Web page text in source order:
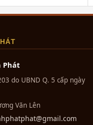
thủy thuyền
gia phong thủy, thuyền
Ở Trung Quốc, các
và khá được ưa
doanh, thuyền
muốn sở hữu và được
Phát
do UBND Q. 5 cấp ngày
Văn Lên